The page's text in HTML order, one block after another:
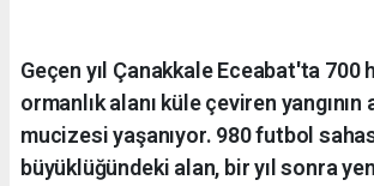
Geçen yıl Çanakkale Eceabat'ta 700
ormanlık alanı küle çeviren yangının
mucizesi yaşanıyor. 980 futbol
büyüklüğündeki alan, bir yıl sonra